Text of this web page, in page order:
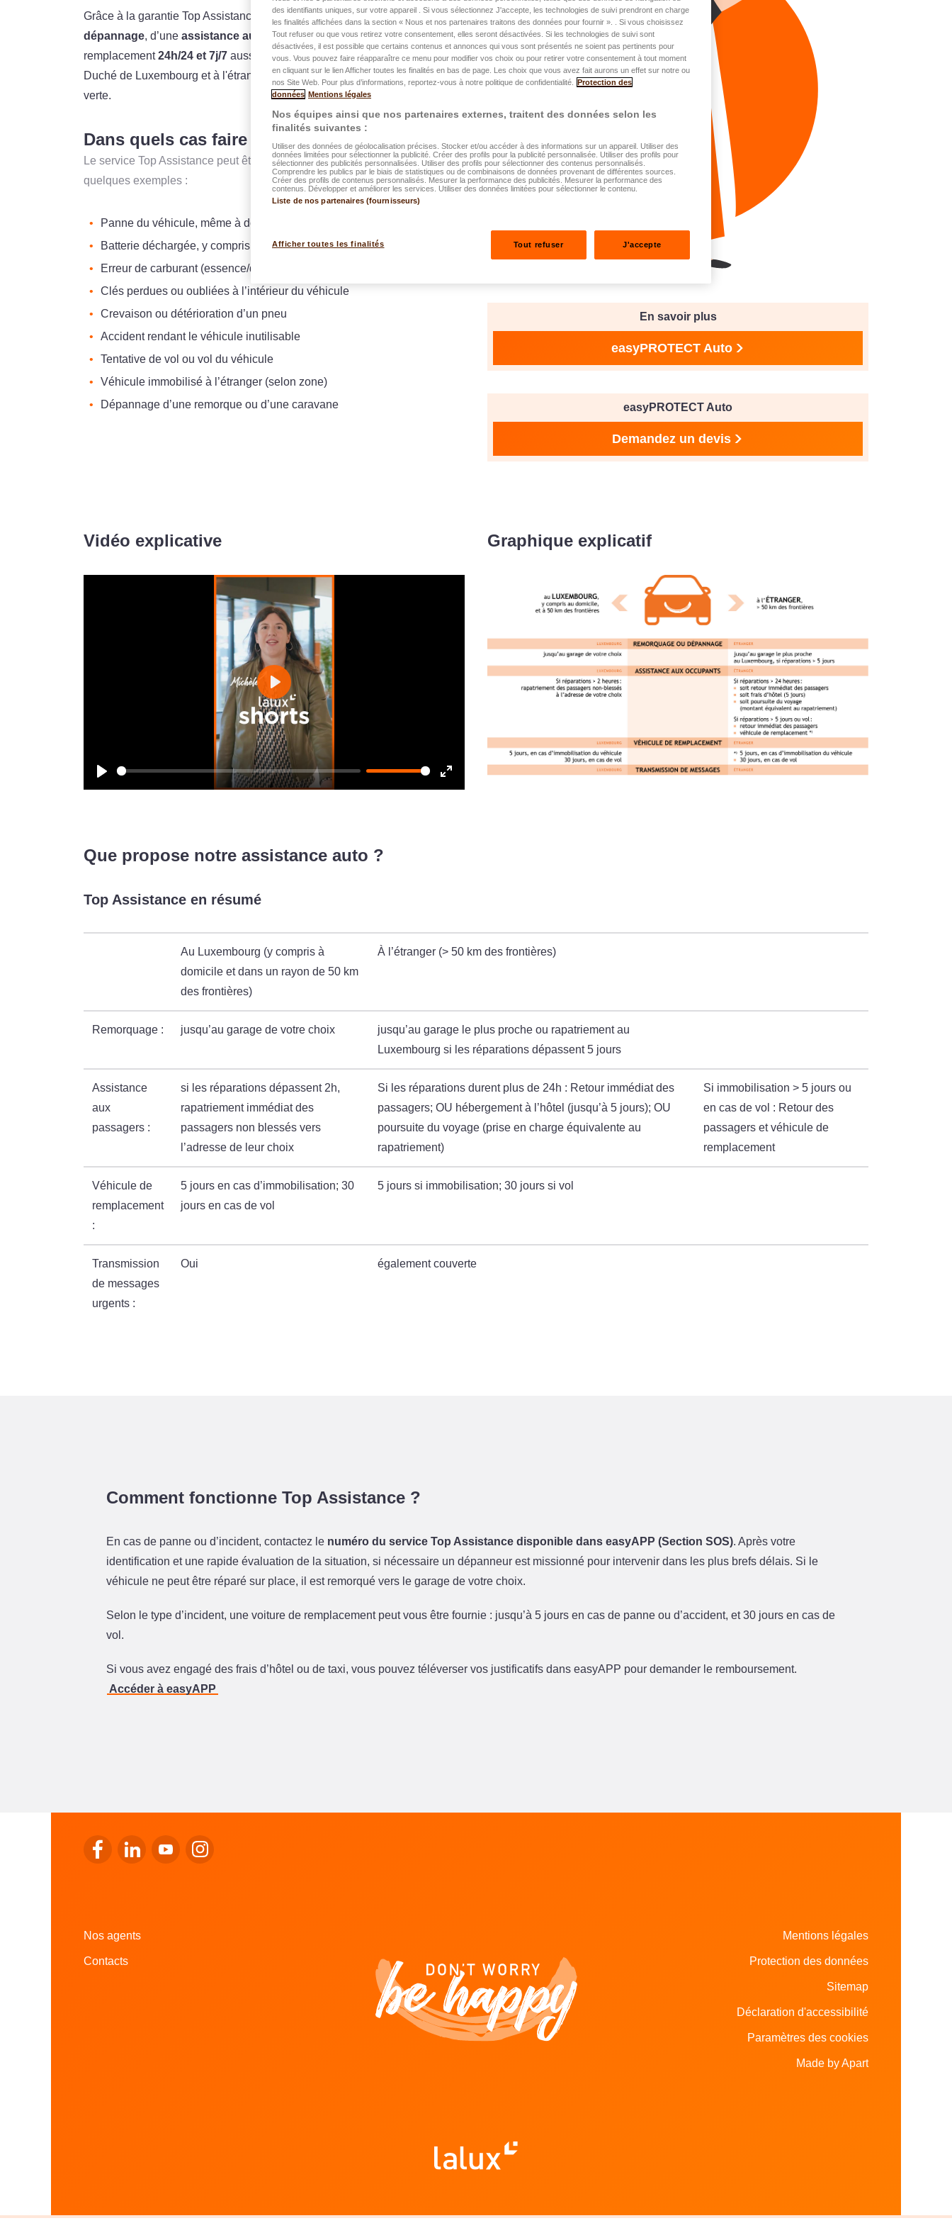
Grâce à la garantie Top Assistance, vous bénéficiez d’un service de
dépannage, d’une assistance aux passagerset d’une voiture de
remplacement24h/24 et 7j/7 aussi bien devant votre domicile, au Grand-
Duché de Luxembourg et à l'étranger dans tous les pays de la zone carte
verte.
Dans quels cas faire appel à Top Assistance ?
Le service Top Assistance peut être activé dans de nombreux cas, voici
quelques exemples :
Panne du véhicule, même à domicile
Batterie déchargée, y compris pour véhicules électriques
Erreur de carburant (essence/diesel inversé)
Clés perdues ou oubliées à l’intérieur du véhicule
Crevaison ou détérioration d’un pneu
Accident rendant le véhicule inutilisable
Tentative de vol ou vol du véhicule
Véhicule immobilisé à l’étranger (selon zone)
Dépannage d’une remorque ou d’une caravane
En savoir plus
easyPROTECT Auto
easyPROTECT Auto
Demandez un devis
Vidéo explicative
Play
Enter
Play
Graphique explicatif
Que propose notre assistance auto ?
Top Assistance en résumé
Au Luxembourg (y compris à
domicile et dans un rayon de 50 km
des frontières)
À l’étranger (> 50 km des frontières)
Remorquage : jusqu’au garage de votre choix
jusqu’au garage le plus proche ou rapatriement au
Luxembourg si les réparations dépassent 5 jours
Assistance
aux
passagers :
si les réparations dépassent 2h,
rapatriement immédiat des
passagers non blessés vers
l’adresse de leur choix
Si les réparations durent plus de 24h : Retour immédiat des
passagers; OU hébergement à l’hôtel (jusqu’à 5 jours); OU
poursuite du voyage (prise en charge équivalente au
rapatriement)
Si immobilisation > 5 jours ou
en cas de vol : Retour des
passagers et véhicule de
remplacement
Véhicule de
remplacement
:
5 jours en cas d’immobilisation; 30
jours en cas de vol
5 jours si immobilisation; 30 jours si vol
Transmission
de messages
urgents :
Oui également couverte
Comment fonctionne Top Assistance ?
En cas de panne ou d’incident, contactez le numéro du service Top Assistance disponible dans easyAPP (Section SOS). Après votre
identification et une rapide évaluation de la situation, si nécessaire un dépanneur est missionné pour intervenir dans les plus brefs délais. Si le
véhicule ne peut être réparé sur place, il est remorqué vers le garage de votre choix.
Selon le type d’incident, une voiture de remplacement peut vous être fournie : jusqu’à 5 jours en cas de panne ou d’accident, et 30 jours en cas de
vol.
Si vous avez engagé des frais d’hôtel ou de taxi, vous pouvez téléverser vos justificatifs dans easyAPP pour demander le remboursement.
Accéder à easyAPP
Se rendre sur le facebook de LALUX
Se rendre sur le Linkedin de LALUX
Se rendre sur le youtube de LALUX
Se rendre sur l'instagram de LALUX
Nos agents
Contacts
Mentions légales
Protection des données
Sitemap
Déclaration d'accessibilité
Paramètres des cookies
Made by Apart
des identifiants uniques, sur votre appareil . Si vous sélectionnez J'accepte, les technologies de suivi prendront en charge
les finalités affichées dans la section « Nous et nos partenaires traitons des données pour fournir ». . Si vous choisissez
Tout refuser ou que vous retirez votre consentement, elles seront désactivées. Si les technologies de suivi sont
désactivées, il est possible que certains contenus et annonces qui vous sont présentés ne soient pas pertinents pour
vous. Vous pouvez faire réapparaître ce menu pour modifier vos choix ou pour retirer votre consentement à tout moment
en cliquant sur le lien Afficher toutes les finalités en bas de page. Les choix que vous avez fait aurons un effet sur notre ou
nos Site Web. Pour plus d’informations, reportez-vous à notre politique de confidentialité.
Protection des
données Mentions légales
Nos équipes ainsi que nos partenaires externes, traitent des données selon les
finalités suivantes :
Utiliser des données de géolocalisation précises. Stocker et/ou accéder à des informations sur un appareil. Utiliser des
données limitées pour sélectionner la publicité. Créer des profils pour la publicité personnalisée. Utiliser des profils pour
sélectionner des publicités personnalisées. Utiliser des profils pour sélectionner des contenus personnalisés.
Comprendre les publics par le biais de statistiques ou de combinaisons de données provenant de différentes sources.
Créer des profils de contenus personnalisés. Mesurer la performance des publicités. Mesurer la performance des
contenus. Développer et améliorer les services. Utiliser des données limitées pour sélectionner le contenu.
Liste de nos partenaires (fournisseurs)
Afficher toutes les finalités Tout refuser J'accepte